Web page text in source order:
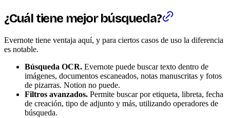
¿Cuál tiene mejor búsqueda?
Evernote tiene ventaja aquí, y para ciertos casos de uso la diferencia
es notable.
Búsqueda OCR. Evernote puede buscar texto dentro de
imágenes, documentos escaneados, notas manuscritas y fotos
de pizarras. Notion no puede.
Filtros avanzados. Permite buscar por etiqueta, libreta, fecha
de creación, tipo de adjunto y más, utilizando operadores de
búsqueda.